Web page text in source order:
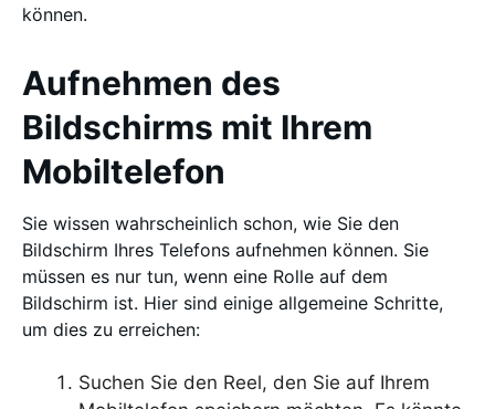
können.
Aufnehmen des
Bildschirms mit Ihrem
Mobiltelefon
Sie wissen wahrscheinlich schon, wie Sie den
Bildschirm Ihres Telefons aufnehmen können. Sie
müssen es nur tun, wenn eine Rolle auf dem
Bildschirm ist. Hier sind einige allgemeine Schritte,
um dies zu erreichen:
Suchen Sie den Reel, den Sie auf Ihrem